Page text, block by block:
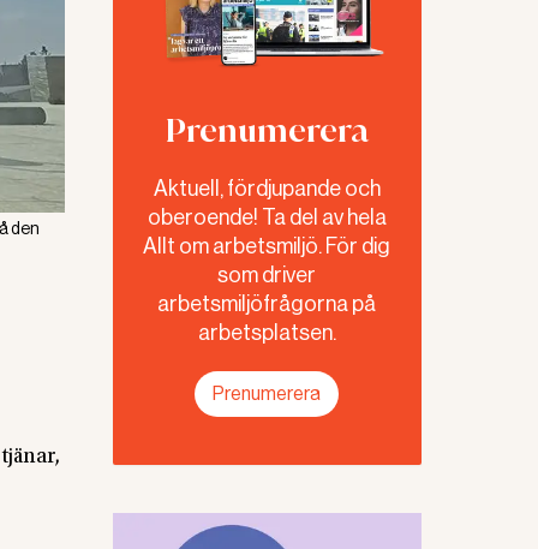
den
Prenumerera
Aktuell, fördjupande och
oberoende! Ta del av hela
Allt om arbetsmiljö. För dig
som driver
arbetsmiljöfrågorna på
arbetsplatsen.
Prenumerera